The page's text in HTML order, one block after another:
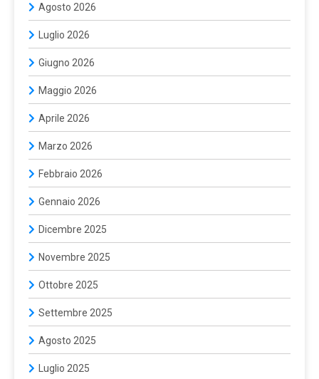
Agosto 2026
Luglio 2026
Giugno 2026
Maggio 2026
Aprile 2026
Marzo 2026
Febbraio 2026
Gennaio 2026
Dicembre 2025
Novembre 2025
Ottobre 2025
Settembre 2025
Agosto 2025
Luglio 2025